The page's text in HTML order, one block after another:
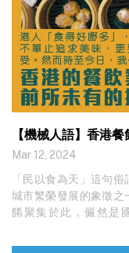
【機械人語】香港
Mar 12, 2024
「民以食為天」這句
城市繁榮發展的象徵之
餚聚集於此，儼然是